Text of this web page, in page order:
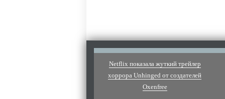
Netflix показала жуткий трейлер
хоррора Unhinged от создателей
Oxenfree